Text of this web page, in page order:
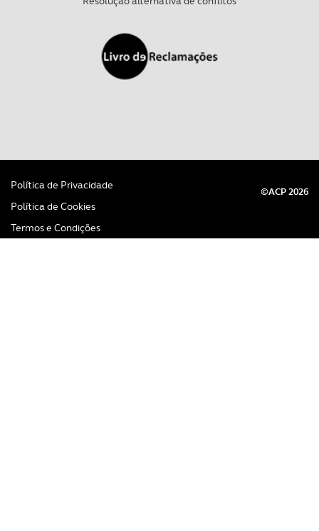
Política de Privacidade
Política de Cookies
Termos e Condições
©ACP 2026